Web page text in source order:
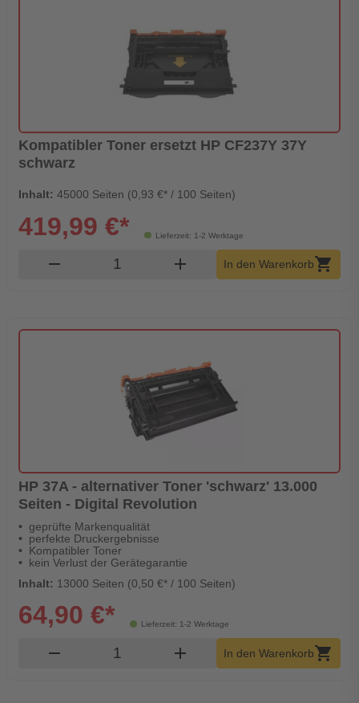
Kompatibler Toner ersetzt HP CF237Y 37Y
schwarz
Inhalt: 45000 Seiten (0,93 €* / 100 Seiten)
Lieferzeit: 1-2 Werktage
419,99 €*
remove Produkt Warenkorb Menge
add In den Warenkorb shopping_cart
HP 37A - alternativer Toner 'schwarz' 13.000
Seiten - Digital Revolution
geprüfte Markenqualität
perfekte Druckergebnisse
Kompatibler Toner
kein Verlust der Gerätegarantie
Inhalt: 13000 Seiten (0,50 €* / 100 Seiten)
Lieferzeit: 1-2 Werktage
64,90 €*
remove Produkt Warenkorb Menge
add In den Warenkorbshopping_cart